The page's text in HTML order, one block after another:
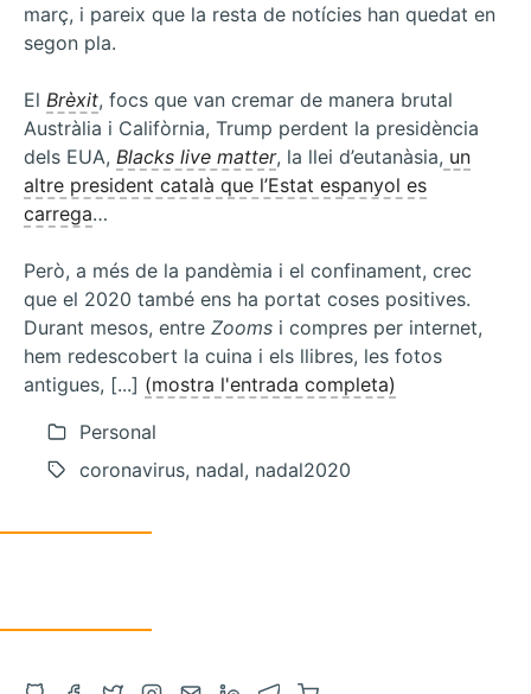
març, i pareix que la resta de notícies han quedat en
segon pla.
El Brèxit, focs que van cremar de manera brutal
Austràlia i Califòrnia, Trump perdent la presidència
dels EUA, Blacks live matter, la llei d’eutanàsia, un
altre president català que l’Estat espanyol es
carrega…
Però, a més de la pandèmia i el confinament, crec
que el 2020 també ens ha portat coses positives.
Durant mesos, entre Zooms i compres per internet,
hem redescobert la cuina i els llibres, les fotos
antigues, [...] (mostra l'entrada completa)
Personal
coronavirus, nadal, nadal2020